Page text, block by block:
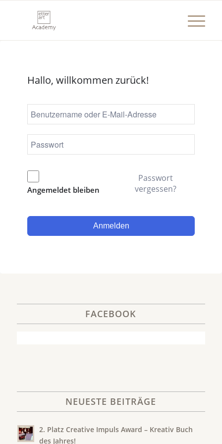
Hallo, willkommen zurück!
Angemeldet bleiben
Passwort
vergessen?
Anmelden
FACEBOOK
NEUESTE BEITRÄGE
2. Platz Creative Impuls Award – Kreativ Buch
des Jahres!